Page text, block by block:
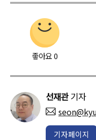
좋아요0
선재관 기자
기자페이지